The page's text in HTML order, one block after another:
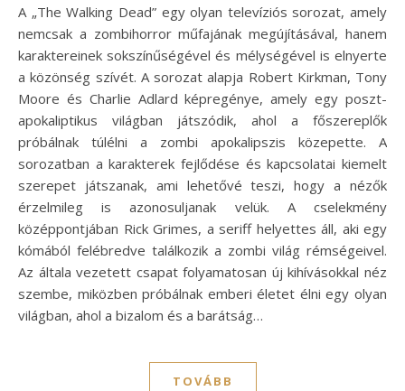
A „The Walking Dead” egy olyan televíziós sorozat, amely
nemcsak a zombihorror műfajának megújításával, hanem
karaktereinek sokszínűségével és mélységével is elnyerte
a közönség szívét. A sorozat alapja Robert Kirkman, Tony
Moore és Charlie Adlard képregénye, amely egy poszt-
apokaliptikus világban játszódik, ahol a főszereplők
próbálnak túlélni a zombi apokalipszis közepette. A
sorozatban a karakterek fejlődése és kapcsolatai kiemelt
szerepet játszanak, ami lehetővé teszi, hogy a nézők
érzelmileg is azonosuljanak velük. A cselekmény
középpontjában Rick Grimes, a seriff helyettes áll, aki egy
kómából felébredve találkozik a zombi világ rémségeivel.
Az általa vezetett csapat folyamatosan új kihívásokkal néz
szembe, miközben próbálnak emberi életet élni egy olyan
világban, ahol a bizalom és a barátság…
TOVÁBB